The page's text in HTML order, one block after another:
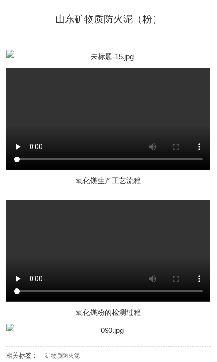
山东矿物质防火泥（粉）
氧化镁生产工艺流程
氧化镁粉的检测过程
相关标签： 矿物质防火泥